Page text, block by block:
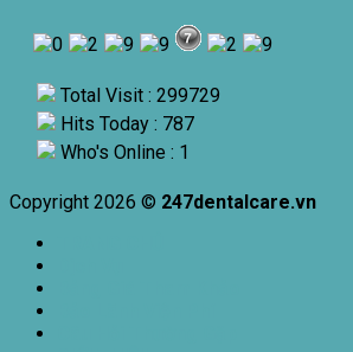
Total Visit : 299729
Hits Today : 787
Who's Online : 1
Copyright 2026 © 247dentalcare.vn